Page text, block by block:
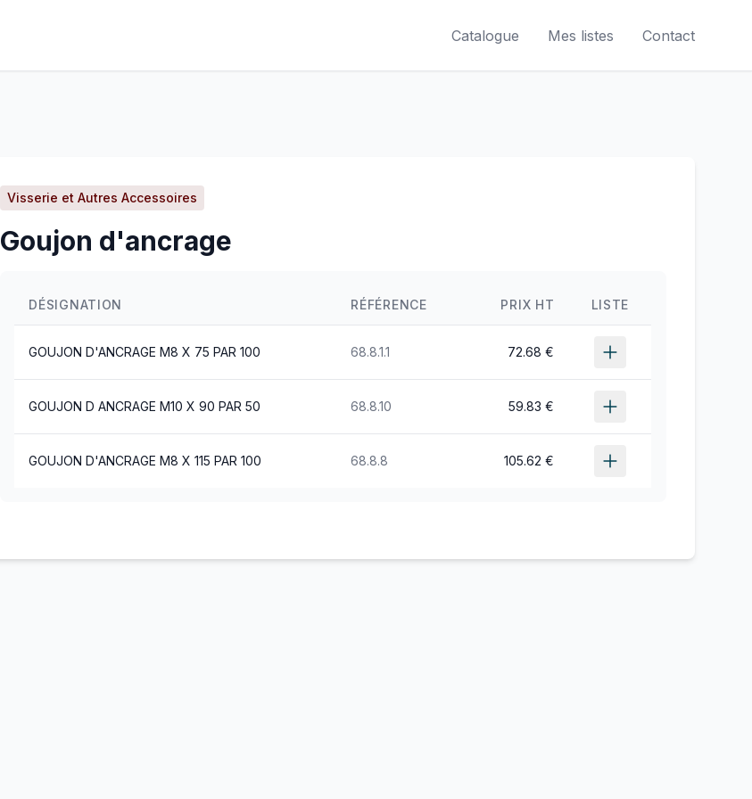
Catalogue Mes listes Contact
Visserie et Autres Accessoires
Goujon d'ancrage
DÉSIGNATION RÉFÉRENCE PRIX HT LISTE
GOUJON D'ANCRAGE M8 X 75 PAR 100 68.8.1.1 72.68 €
GOUJON D ANCRAGE M10 X 90 PAR 50 68.8.10 59.83 €
GOUJON D'ANCRAGE M8 X 115 PAR 100 68.8.8 105.62 €